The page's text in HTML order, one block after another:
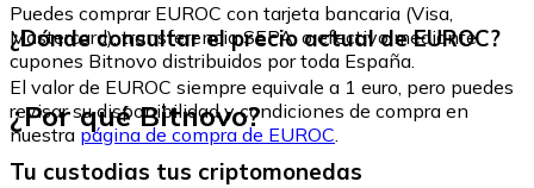
Puedes comprar EUROC con tarjeta bancaria (Visa,
Mastercard), transferencia SEPA, o efectivo mediante
cupones Bitnovo distribuidos por toda España.
¿Dónde consultar el precio actual de EUROC?
El valor de EUROC siempre equivale a 1 euro, pero puedes
revisar su disponibilidad y condiciones de compra en
nuestra página de compra de EUROC
¿Por qué Bitnovo?
Tu custodias tus criptomonedas